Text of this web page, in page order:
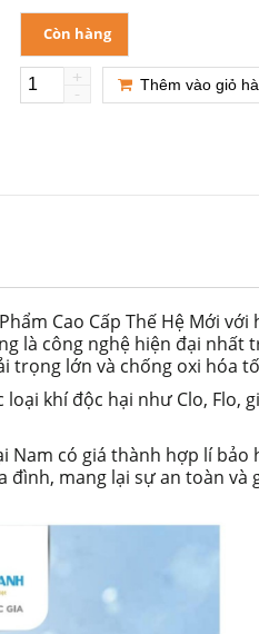
Còn hàng
-
+ Thêm vào giỏ
Cao Cấp Thế Hệ Mới
là công nghệ hiện đại nhất
trọng lớn và chống oxi hóa
khí độc hại như Clo, Flo,
có giá thành hợp lí bảo
mang lại sự an toàn và